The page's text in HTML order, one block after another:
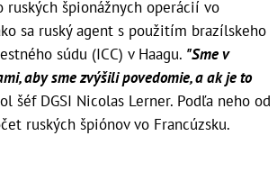
špionážnych operácií vo
sa ruský agent s použitím brazílskeho
súdu (ICC) v Haagu. "Sme v
aby sme zvýšili povedomie, a ak je to
šéf DGSI Nicolas Lerner. Podľa neho od
ruských špiónov vo Francúzsku.